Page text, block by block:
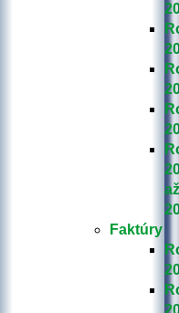
až
Faktúry